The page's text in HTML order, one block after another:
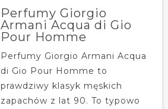
Perfumy Giorgio
Armani Acqua di Gio
Pour Homme
Perfumy Giorgio Armani Acqua
di Gio Pour Homme to
prawdziwy klasyk męskich
zapachów z lat 90. To typowo